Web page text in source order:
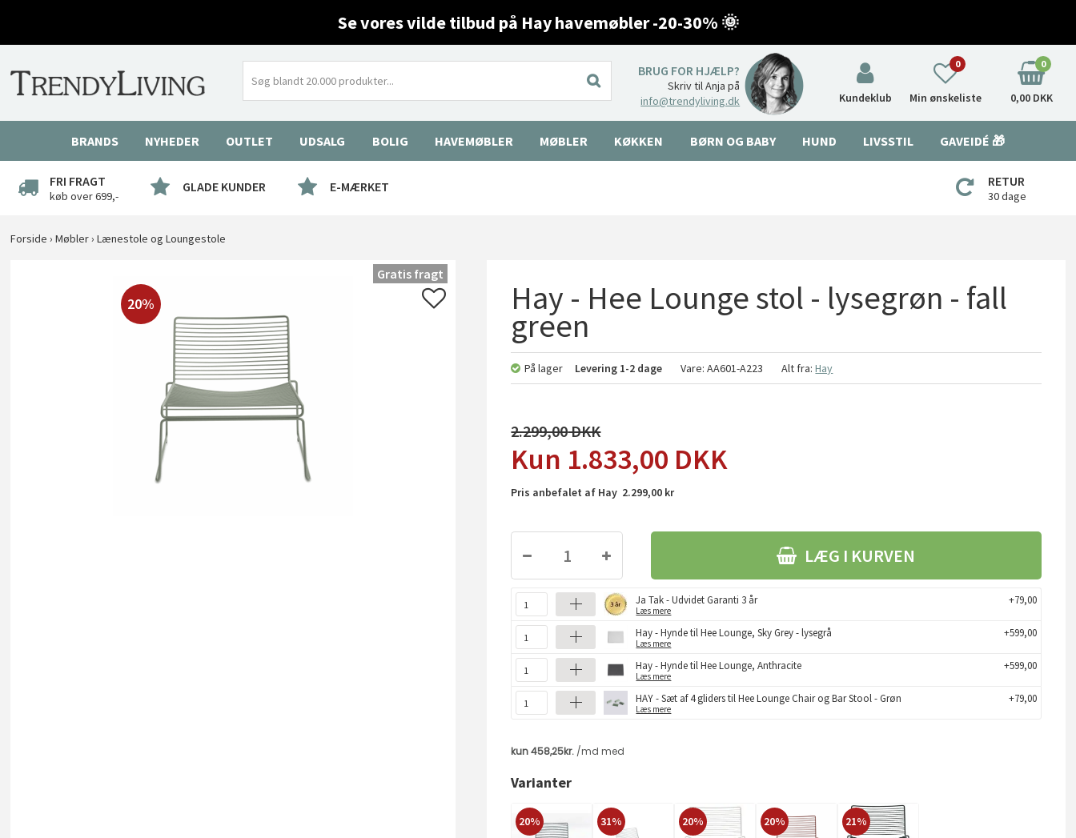
Se vores vilde tilbud på Hay havemøbler -20-30% 🌞
BRUG FOR HJÆLP?
Skriv til Anja på
info@trendyliving.dk
Kundeklub Min ønskeliste
0 0
0,00 DKK
BRANDS NYHEDER OUTLET UDSALG BOLIG HAVEMØBLER MØBLER KØKKEN BØRN OG BABY HUND LIVSSTIL GAVEIDÉ 🎁
FRI FRAGT
køb over 699,-
GLADE KUNDER E-MÆRKET RETUR
30 dage
Forside ›Møbler›Lænestole og Loungestole
20%
Gratis fragt
Hay - Hee Lounge stol - lysegrøn - fall
green
På lager Levering 1-2 dage Vare:AA601-A223 Alt fra:Hay
2.299,00
1.833,00 DKK
Pris anbefalet af Hay 2.299,00 kr
LÆG I KURVEN
Ja Tak - Udvidet Garanti 3 år
Læs mere
+79,00
Hay - Hynde til Hee Lounge, Sky Grey - lysegrå
Læs mere
+599,00
Hay - Hynde til Hee Lounge, Anthracite
Læs mere
+599,00
HAY - Sæt af 4 gliders til Hee Lounge Chair og Bar Stool - Grøn
Læs mere
+79,00
Varianter
20% 31% 20% 20% 21%